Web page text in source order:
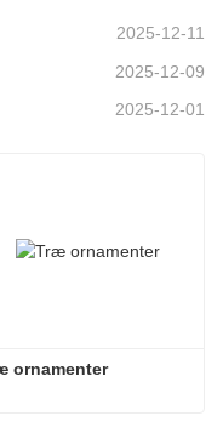
2025-12-11
2025-12-09
2025-12-01
ornamenter